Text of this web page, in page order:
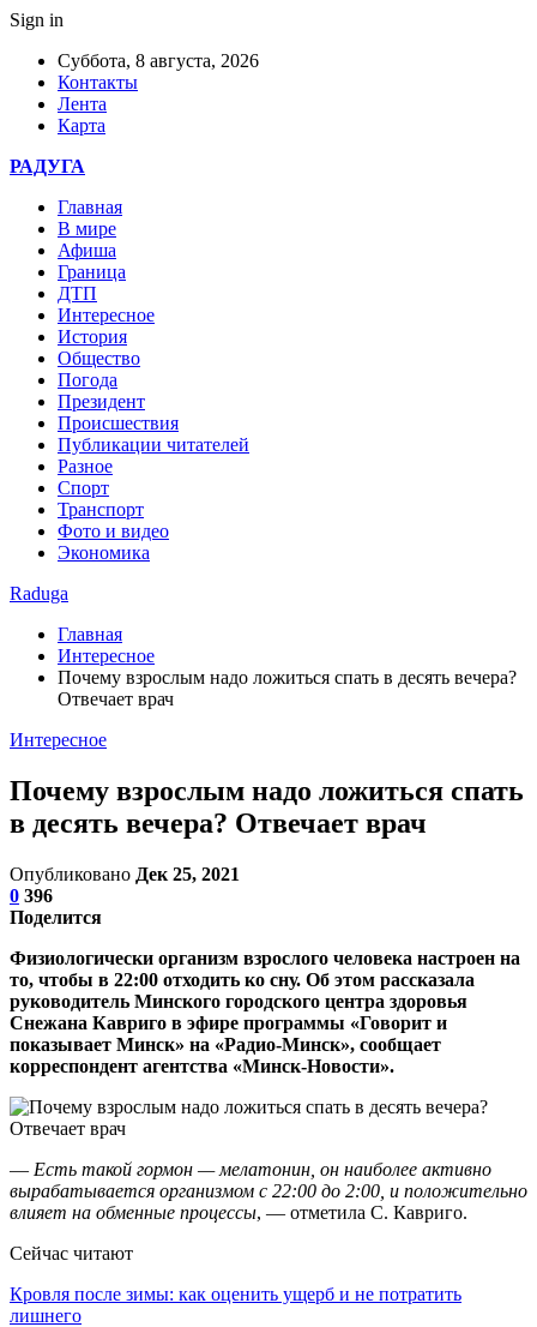
Sign in
Суббота, 8 августа, 2026
Контакты
Лента
Карта
РАДУГА
Главная
В мире
Афиша
Граница
ДТП
Интересное
История
Общество
Погода
Президент
Происшествия
Публикации читателей
Разное
Спорт
Транспорт
Фото и видео
Экономика
Raduga
Главная
Интересное
Почему взрослым надо ложиться спать в десять вечера?
Отвечает врач
Интересное
Почему взрослым надо ложиться спать
в десять вечера? Отвечает врач
Опубликовано Дек 25, 2021
0 396
Поделится
Физиологически организм взрослого человека настроен на
то, чтобы в 22:00 отходить ко сну. Об этом рассказала
руководитель Минского городского центра здоровья
Снежана Кавриго в эфире программы «Говорит и
показывает Минск» на «Радио-Минск», сообщает
корреспондент агентства «Минск-Новости».
— Есть такой гормон — мелатонин, он наиболее активно
вырабатывается организмом с 22:00 до 2:00, и положительно
влияет на обменные процессы, — отметила С. Кавриго.
Сейчас читают
Кровля после зимы: как оценить ущерб и не потратить
лишнего